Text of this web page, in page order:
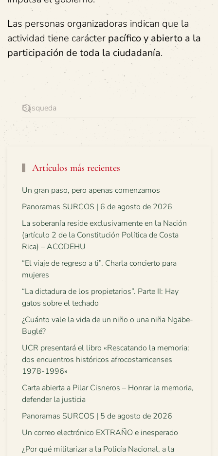
Las personas organizadoras indican que la
actividad tiene carácter pacífico y abierto a la
participación de toda la ciudadanía.
Artículos más recientes
Un gran paso, pero apenas comenzamos
Panoramas SURCOS | 6 de agosto de 2026
La soberanía reside exclusivamente en la Nación
(artículo 2 de la Constitución Política de Costa
Rica) – ACODEHU
“El viaje de regreso a ti”. Charla concierto para
mujeres
“La dictadura de los propietarios”. Parte II: Hay
gatos sobre el techado
¿Cuánto vale la vida de un niño o una niña Ngäbe-
Buglé?
UCR presentará el libro «Rescatando la memoria:
dos encuentros históricos afrocostarricenses
1978-1996»
Carta abierta a Pilar Cisneros – Honrar la memoria,
defender la justicia
Panoramas SURCOS | 5 de agosto de 2026
Un correo electrónico EXTRAÑO e inesperado
¿Por qué militarizar a la Policía Nacional, a la